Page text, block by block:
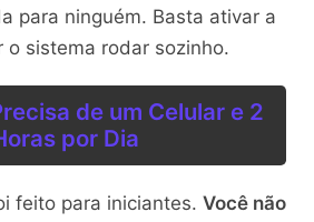
para ninguém. Basta ativar a
o sistema rodar sozinho.
de um Celular e 2
por Dia
feito para iniciantes. Você não